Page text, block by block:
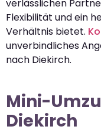
verlässlichen
Flexibilität und ein
Verhältnis bietet.
unverbindliches
nach Diekirch.
Mini-
Diekirch